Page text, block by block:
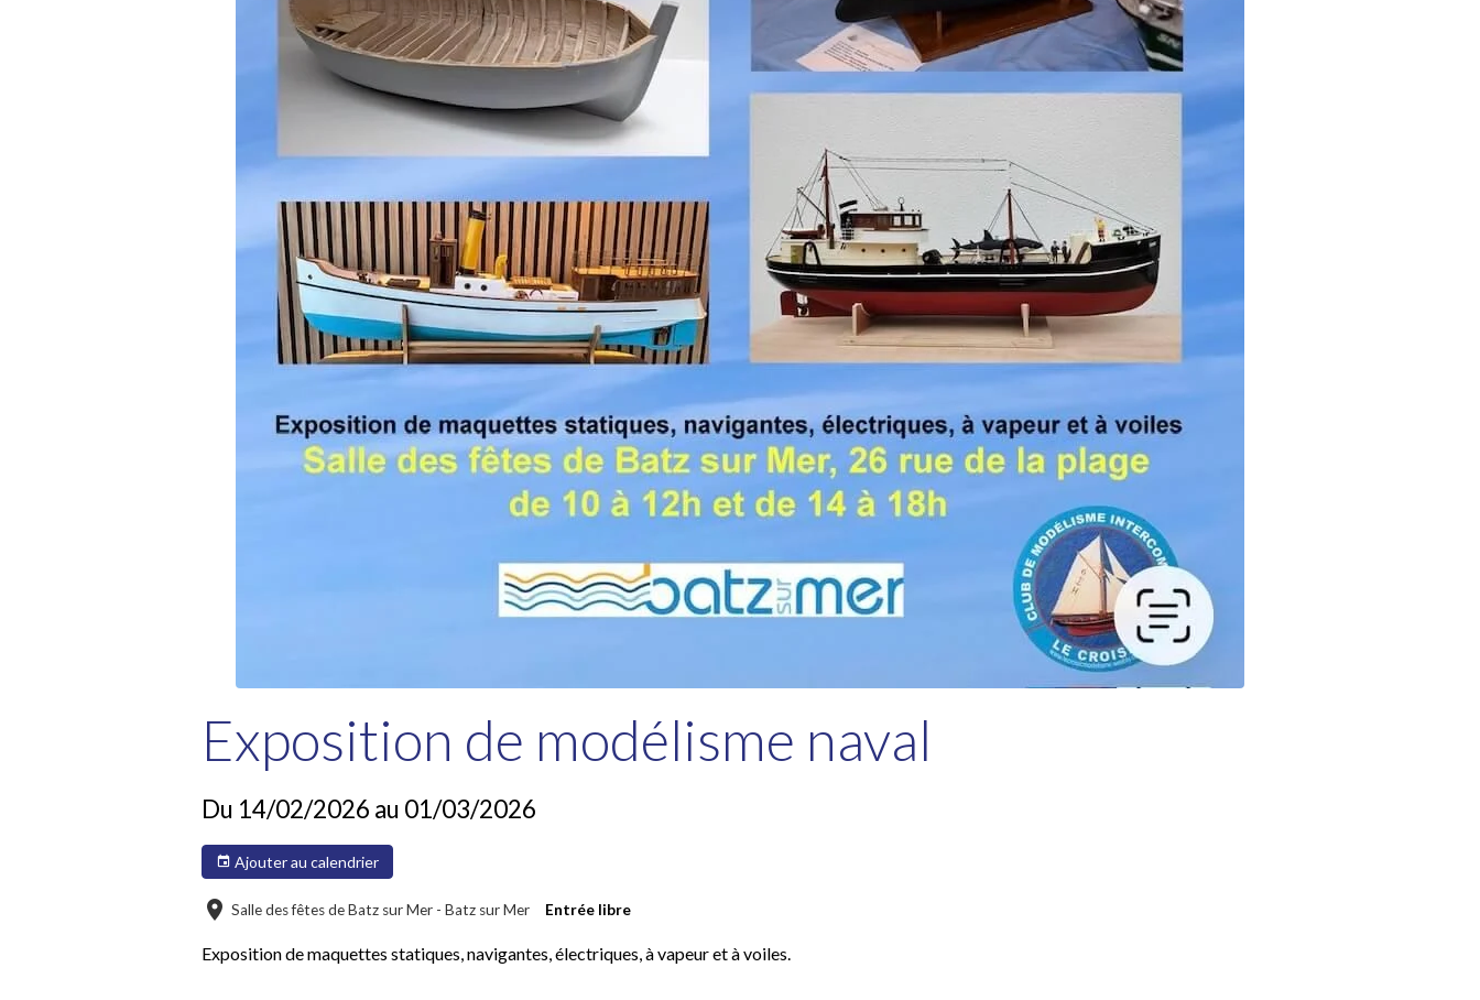
Exposition de modélisme naval
Du 14/02/2026 au 01/03/2026
Ajouter au calendrier
Salle des fêtes de Batz sur Mer - Batz sur Mer Entrée libre
Exposition de maquettes statiques, navigantes, électriques, à vapeur et à voiles.